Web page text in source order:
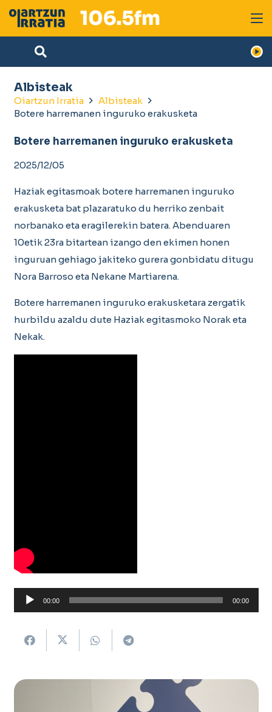
Albisteak
Oiartzun Irratia
Albisteak
Botere harremanen inguruko erakusketa
Botere harremanen inguruko erakusketa
2025/12/05
Haziak egitasmoak botere harremanen inguruko
erakusketa bat plazaratuko du herriko zenbait
norbanako eta eragilerekin batera. Abenduaren
10etik 23ra bitartean izango den ekimen honen
inguruan gehiago jakiteko gurera gonbidatu ditugu
Nora Barroso eta Nekane Martiarena.
Botere harremanen inguruko erakusketara zergatik
hurbildu azaldu dute Haziak egitasmoko Norak eta
Nekak.
Soinu
erreproduzigailua
00:00 00:00